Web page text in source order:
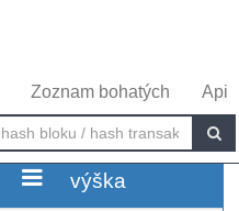
Zoznam bohatých Api
výška